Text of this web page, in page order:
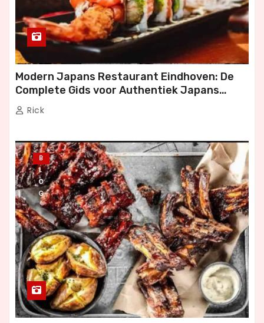
Modern Japans Restaurant Eindhoven: De
Complete Gids voor Authentiek Japans
Dineren
Rick
B
L
O
G